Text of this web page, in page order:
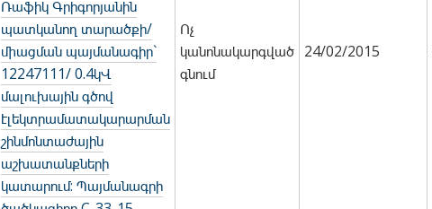
Ռաֆիկ Գրիգորյանին
պատկանող տարածքի/
միացման պայմանագիր`
12247111/ 0.4կՎ
մալուխային գծով
էլեկտրամատակարարման
շինմոնտաժային
աշխատանքների
կատարում: Պայմանագրի
Ոչ
կանոնակարգված
գնում
24/02/2015